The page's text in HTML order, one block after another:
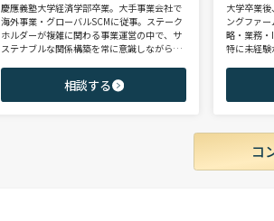
慶應義塾大学経済学部卒業。大手事業会社で
海外事業・グローバルSCMに従事。ステーク
ホルダーが複雑に関わる事業運営の中で、サ
ステナブルな関係構築を常に意識しながら意
商社、投資銀行、大手事業会社を始めとする
幅広い領域で、若手～エグゼクティブまでご
相談する
大学卒業
ングファ
略・業務・
特に未経
ご志向と
ご提案させ
コ